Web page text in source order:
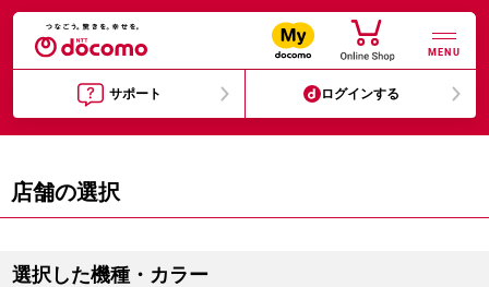
MENU
サポート ログインする
店舗の選択
選択した機種・カラー